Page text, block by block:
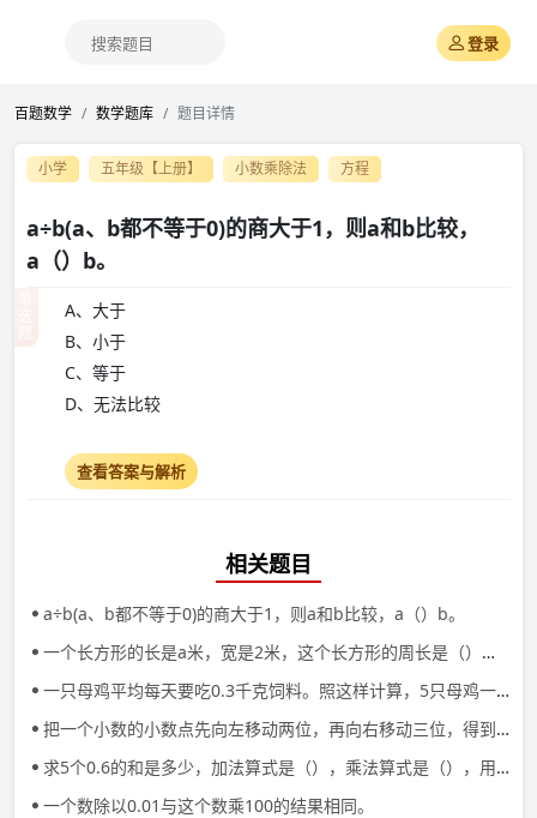
登录
百题数学 数学题库 题目详情
小学 五年级【上册】 小数乘除法 方程
a÷b(a、b都不等于0)的商大于1，则a和b比较，
a（）b。
A、大于
B、小于
C、等于
D、无法比较
查看答案与解析
相关题目
a÷b(a、b都不等于0)的商大于1，则a和b比较，a（）b。
一个长方形的长是a米，宽是2米，这个长方形的周长是（）米，面积是（）平方米。
一只母鸡平均每天要吃0.3千克饲料。照这样计算，5只母鸡一个星期需吃多少千克饲料？
把一个小数的小数点先向左移动两位，再向右移动三位，得到的数是2，这个小数原来是（）。
求5个0.6的和是多少，加法算式是（），乘法算式是（），用（）计算比较简单。
一个数除以0.01与这个数乘100的结果相同。